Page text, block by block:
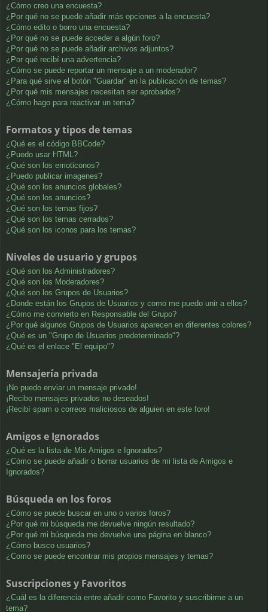
¿Cómo creo una encuesta?
¿Por qué no se puede añadir más opciones a la encuesta?
¿Cómo edito o borro una encuesta?
¿Por qué no se puede acceder a algún foro?
¿Por qué no se puede añadir archivos adjuntos?
¿Por qué recibí una advertencia?
¿Cómo se puede reportar un mensaje a un moderador?
¿Para qué sirve el botón "Guardar" en la publicación de temas?
¿Por qué mis mensajes necesitan ser aprobados?
¿Cómo hago para reactivar un tema?
Formatos y tipos de temas
¿Qué es el código BBCode?
¿Puedo usar HTML?
¿Qué son los emoticonos?
¿Puedo publicar imagenes?
¿Qué son los anuncios globales?
¿Qué son los anuncios?
¿Qué son los temas fijos?
¿Qué son los temas cerrados?
¿Qué son los iconos para los temas?
Niveles de usuario y grupos
¿Qué son los Administradores?
¿Qué son los Moderadores?
¿Qué son los Grupos de Usuarios?
¿Donde están los Grupos de Usuarios y como me puedo unir a ellos?
¿Cómo me convierto en Responsable del Grupo?
¿Por qué algunos Grupos de Usuarios aparecen en diferentes colores?
¿Qué es un "Grupo de Usuarios predeterminado"?
¿Qué es el enlace "El equipo"?
Mensajería privada
¡No puedo enviar un mensaje privado!
¡Recibo mensajes privados no deseados!
¡Recibí spam o correos maliciosos de alguien en este foro!
Amigos e Ignorados
¿Qué es la lista de Mis Amigos e Ignorados?
¿Cómo se puede añadir o borrar usuarios de mi lista de Amigos e
Ignorados?
Búsqueda en los foros
¿Cómo se puede buscar en uno o varios foros?
¿Por qué mi búsqueda me devuelve ningún resultado?
¿Por qué mi búsqueda me devuelve una página en blanco?
¿Cómo busco usuarios?
¿Como se puede encontrar mis propios mensajes y temas?
Suscripciones y Favoritos
¿Cuál es la diferencia entre añadir como Favorito y suscribirme a un
tema?